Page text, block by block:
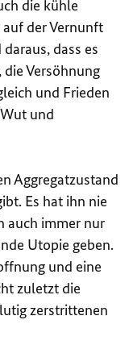
die kühle
der Vernunft
dass es
Versöhnung
und Frieden
und
Aggregatzustand
Es hat ihn nie
auch immer nur
Utopie geben.
und eine
zuletzt die
zerstrittenen